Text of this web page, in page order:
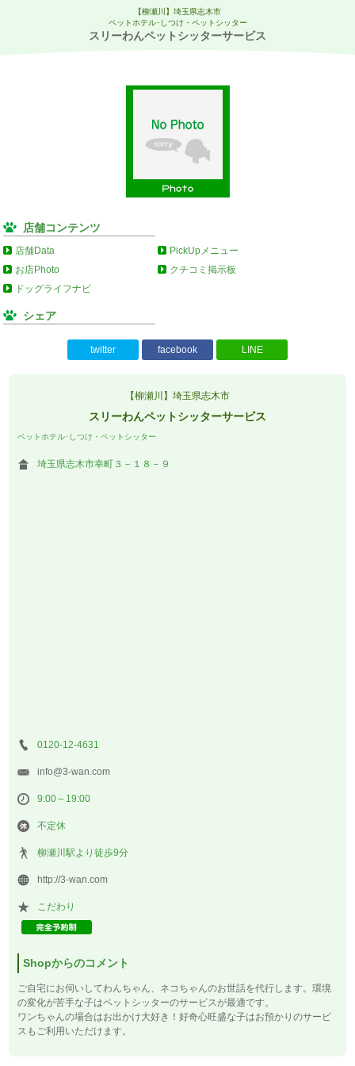
【柳瀬川】埼玉県志木市
ペットホテル･しつけ・ペットシッター
スリーわんペットシッターサービス
店舗コンテンツ
店舗Data
PickUpメニュー
お店Photo
クチコミ掲示板
ドッグライフナビ
シェア
twitter facebook LINE
【柳瀬川】埼玉県志木市
スリーわんペットシッターサービス
ペットホテル･しつけ・ペットシッター
埼玉県志木市幸町３－１８－９
0120-12-4631
info@3-wan.com
9:00～19:00
不定休
柳瀬川駅より徒歩9分
http://3-wan.com
こだわり
Shopからのコメント
ご自宅にお伺いしてわんちゃん、ネコちゃんのお世話を代行します。環境
の変化が苦手な子はペットシッターのサービスが最適です。
ワンちゃんの場合はお出かけ大好き！好奇心旺盛な子はお預かりのサービ
スもご利用いただけます。